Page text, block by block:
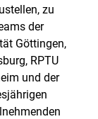
zu
der
Göttingen,
RPTU
und der